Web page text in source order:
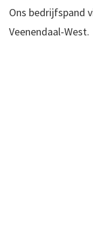
Ons bedrijfspand
Veenendaal-West.